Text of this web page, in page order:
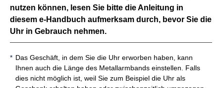
nutzen können, lesen Sie bitte die Anleitung in
diesem e-Handbuch aufmerksam durch, bevor Sie die
Uhr in Gebrauch nehmen.
Das Geschäft, in dem Sie die Uhr erworben haben, kann
Ihnen auch die Länge des Metallarmbands einstellen. Falls
dies nicht möglich ist, weil Sie zum Beispiel die Uhr als